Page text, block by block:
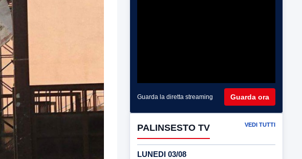
Guarda la diretta streaming Guarda ora
PALINSESTO TV VEDI TUTTI
LUNEDI 03/08